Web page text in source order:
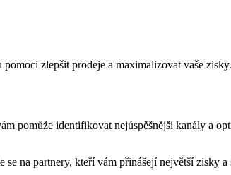
zlepšit prodeje a maximalizovat vaše
pomůže identifikovat nejúspěšnější kanály a
na partnery, kteří vám přinášejí největší zisky a